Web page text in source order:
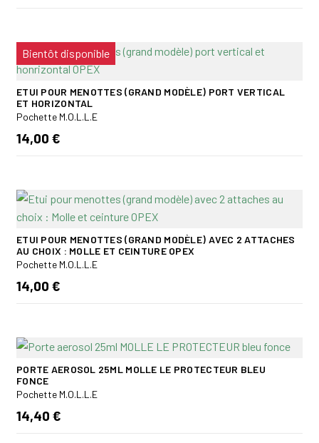
Bientôt disponible
ETUI POUR MENOTTES (GRAND MODÈLE) PORT VERTICAL
ET HORIZONTAL
Pochette M.O.L.L.E
14,00 €
ETUI POUR MENOTTES (GRAND MODÈLE) AVEC 2 ATTACHES
AU CHOIX : MOLLE ET CEINTURE OPEX
Pochette M.O.L.L.E
14,00 €
PORTE AEROSOL 25ML MOLLE LE PROTECTEUR BLEU
FONCE
Pochette M.O.L.L.E
14,40 €